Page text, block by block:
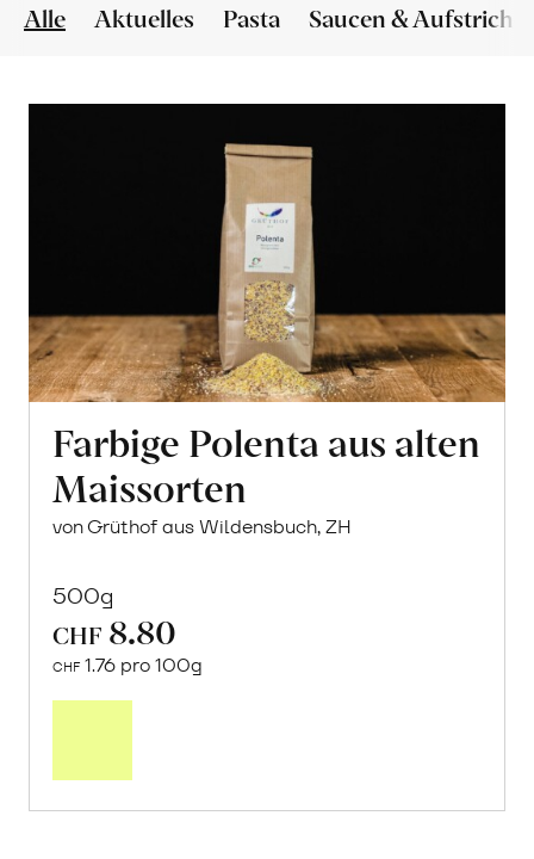
Alle Aktuelles Pasta Saucen & Aufstriche
Farbige Polenta aus alten
Maissorten
von Grüthof aus Wildensbuch, ZH
500g
CHF 8.80
CHF 1.76 pro 100g